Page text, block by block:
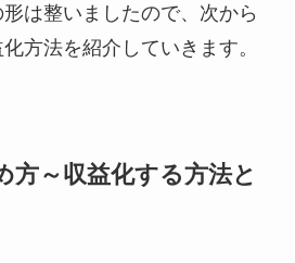
は整いましたので、次から
方法を紹介していきます。
方～収益化する方法と